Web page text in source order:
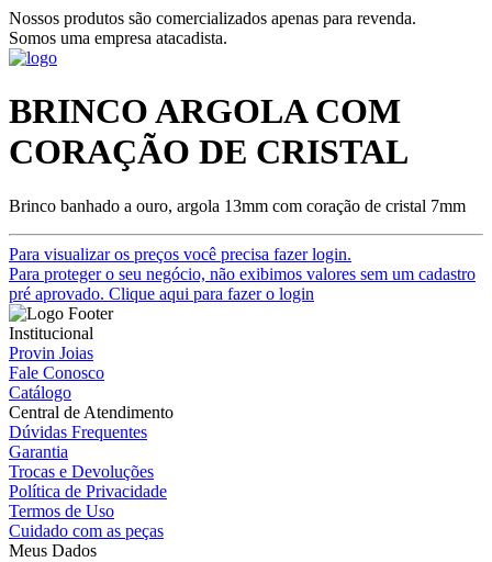
Nossos produtos são comercializados apenas para revenda.
Somos uma empresa atacadista.
BRINCO ARGOLA COM
CORAÇÃO DE CRISTAL
Brinco banhado a ouro, argola 13mm com coração de cristal 7mm
Para visualizar os preços você precisa fazer login.
Para proteger o seu negócio, não exibimos valores sem um cadastro
pré aprovado. Clique aqui para fazer o login
Institucional
Provin Joias
Fale Conosco
Catálogo
Central de Atendimento
Dúvidas Frequentes
Garantia
Trocas e Devoluções
Política de Privacidade
Termos de Uso
Cuidado com as peças
Meus Dados